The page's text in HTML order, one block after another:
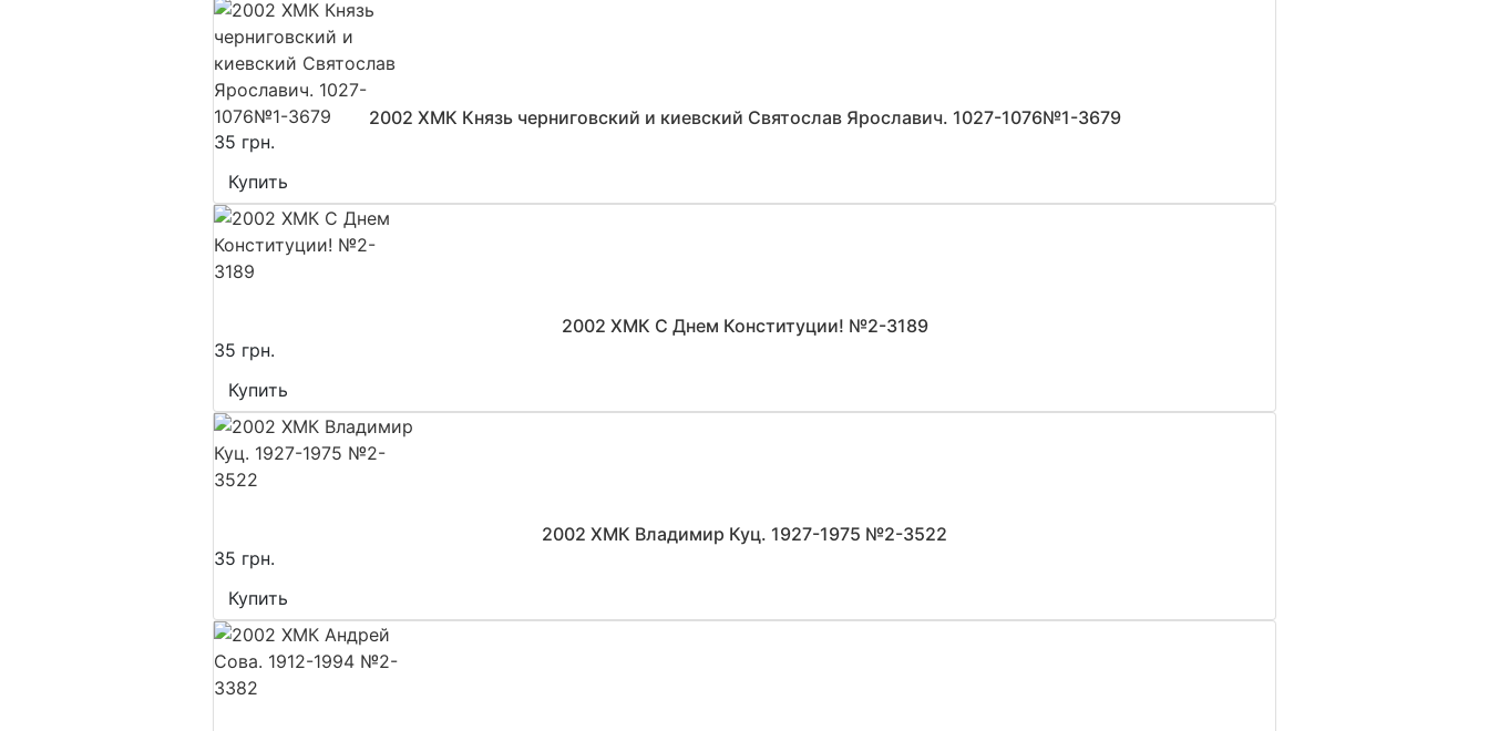
2002 ХМК Князь черниговский и киевский Святослав Ярославич. 1027-1076№1-3679
35 грн.
Купить
2002 ХМК С Днем Конституции! №2-3189
35 грн.
Купить
2002 ХМК Владимир Куц. 1927-1975 №2-3522
35 грн.
Купить